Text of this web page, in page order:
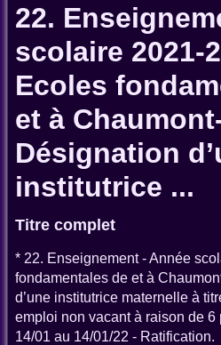
22.
scolaire 2021-
Ecoles
et à
Désignation
institutrice ...
Titre complet
* 22. Enseignement - Année
fondamentales de et à
d’une institutrice maternelle à
emploi non vacant à raison de 6
14/01 au 14/01/22 - Ratification.